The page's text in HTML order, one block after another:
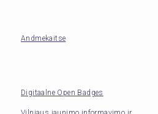
Andmekaitse
Digitaalne Open Badges